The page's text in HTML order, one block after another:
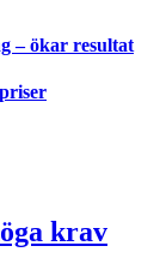
– ökar resultat
krav